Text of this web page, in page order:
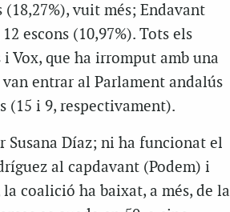
(18,27%), vuit més; Endavant
escons (10,97%). Tots els
Vox, que ha irromput amb una
entrar al Parlament andalús
(15 i 9, respectivament).
Susana Díaz; ni ha funcionat el
al capdavant (Podem) i
coalició ha baixat, a més, de la